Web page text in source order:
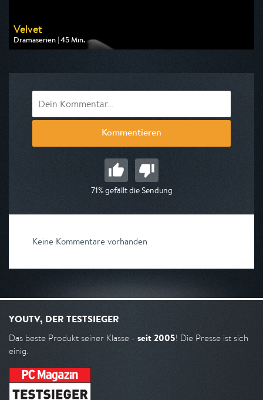
Velvet
Dramaserien | 45 Min.
Ausgestrahlt von One
Kommentieren
71% gefällt die Sendung
Keine Kommentare vorhanden
YOUTV, DER TESTSIEGER
Das beste Produkt seiner Klasse - seit 2005! Die Presse ist sich
einig.